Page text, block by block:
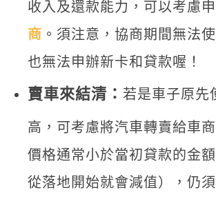
收入及還款能力，可以考慮
商 。須注意，協商期間無法
也無法申辦新卡和貸款喔！
賣車來結清： 若是車子原先
高，可考慮將汽車轉賣給車
價格通常小於當初貸款的金
從落地開始就會減值），仍